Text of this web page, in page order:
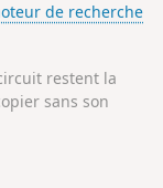
de recherche
restent la
sans son